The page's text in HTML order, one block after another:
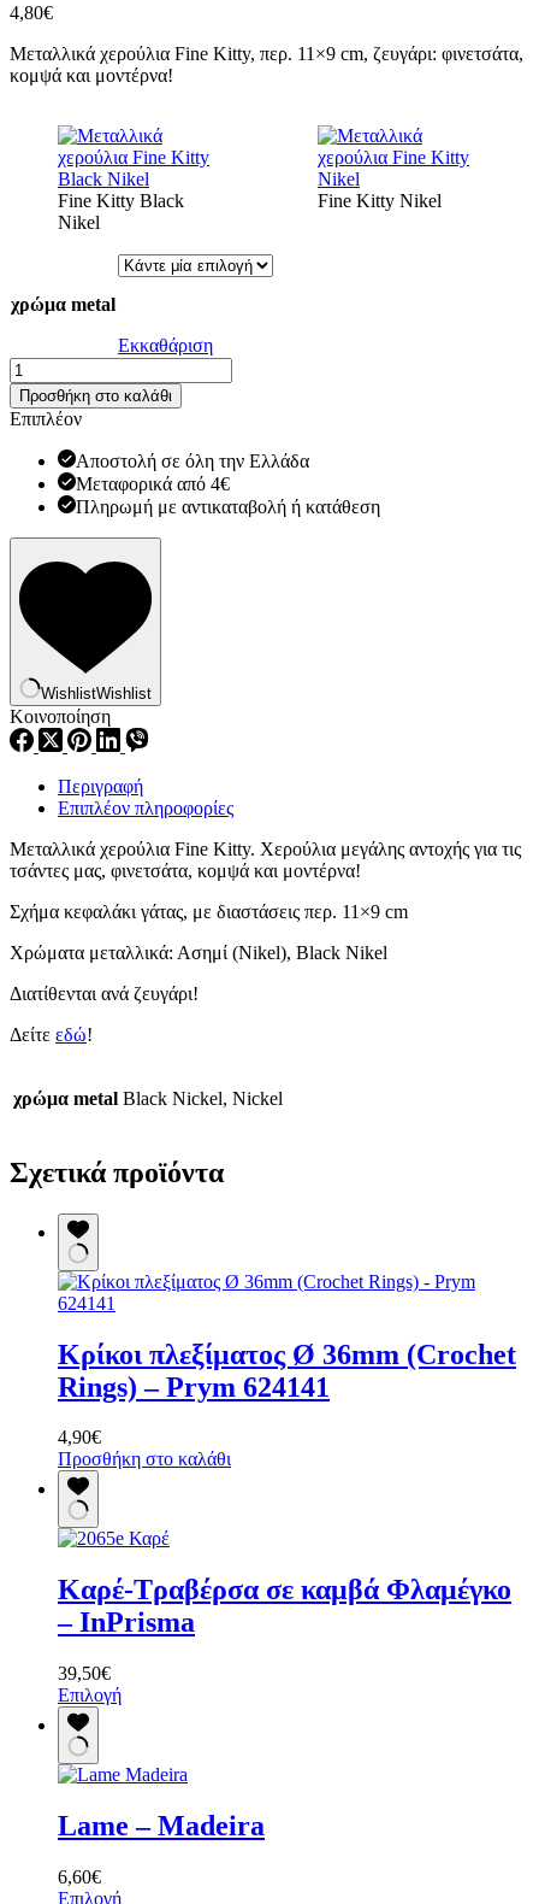
4,80€
Μεταλλικά χερούλια Fine Kitty, περ. 11×9 cm, ζευγάρι: φινετσάτα,
κομψά και μοντέρνα!
Fine Kitty Black
Nikel
Fine Kitty Nikel
χρώμα metal
Εκκαθάριση
Μεταλλικά
χερούλια
Fine
Kitty
ποσότητα
Προσθήκη στο καλάθι
Επιπλέον
Αποστολή σε όλη την Ελλάδα
Μεταφορικά από 4€
Πληρωμή με αντικαταβολή ή κατάθεση
WishlistWishlist
Κοινοποίηση
Περιγραφή
Επιπλέον πληροφορίες
Μεταλλικά χερούλια Fine Kitty. Χερούλια μεγάλης αντοχής για τις
τσάντες μας, φινετσάτα, κομψά και μοντέρνα!
Σχήμα κεφαλάκι γάτας, με διαστάσεις περ. 11×9 cm
Χρώματα μεταλλικά: Ασημί (Nikel), Black Nikel
Διατίθενται ανά ζευγάρι!
Δείτε εδώ!
χρώμα metal Black Nickel, Nickel
Σχετικά προϊόντα
Κρίκοι πλεξίματος Ø 36mm (Crochet
Rings) – Prym 624141
4,90€
Προσθήκη στο καλάθι
Καρέ-Τραβέρσα σε καμβά Φλαμέγκο
– InPrisma
39,50€
ΕπιλογήΑυτό
πολλαπλές
Οι
επιλογές
Lame – Madeira
6,60€
ΕπιλογήΑυτό